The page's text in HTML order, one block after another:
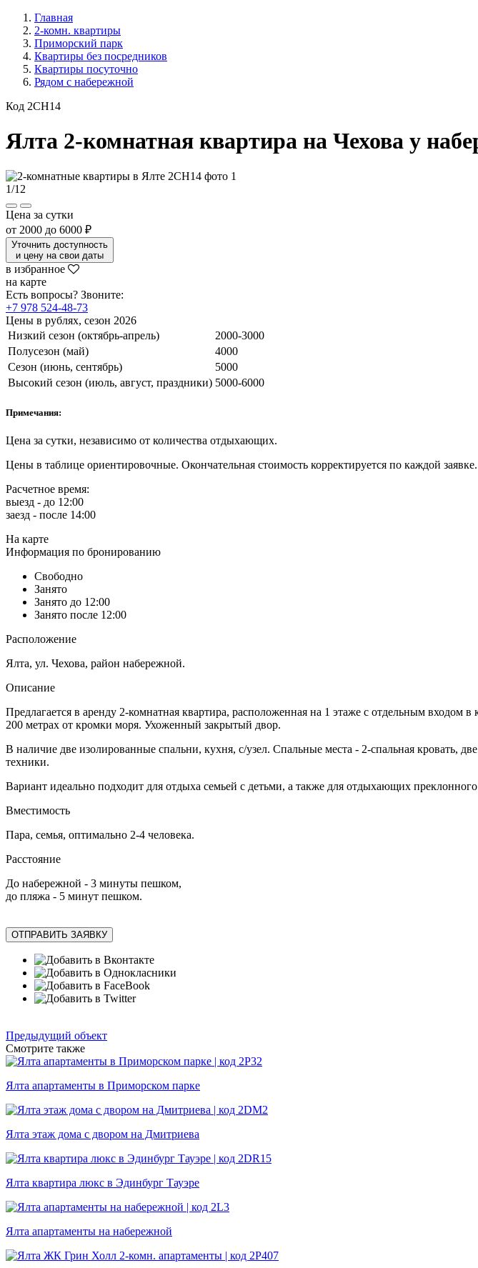
Главная
2-комн. квартиры
Приморский парк
Квартиры без посредников
Квартиры посуточно
Рядом с набережной
Код 2CH14
Ялта 2-комнатная квартира на Чехова у
1/12
Цена за сутки
от 2000 до 6000 ₽
Уточнить доступность
и цену на свои даты
в избранное
на карте
Есть вопросы? Звоните:
+7 978 524-48-73
Цены в рублях, сезон 2026
Низкий сезон (октябрь-апрель)
2000-3000
Полусезон (май)
4000
Сезон (июнь, сентябрь)
5000
Высокий сезон (июль, август, праздники) 5000-6000
Примечания:
Цена за сутки, независимо от количества отдыхающих.
Цены в таблице ориентировочные. Окончательная стоимость корректируется по каждой заявке.
Расчетное время:
выезд - до 12:00
заезд - после 14:00
На карте
Информация по бронированию
Свободно
Занято
Занято до 12:00
Занято после 12:00
Расположение
Ялта, ул. Чехова, район набережной.
Описание
Предлагается в аренду 2-комнатная квартира, расположенная на 1 этаже с отдельным
200 метрах от кромки моря. Ухоженный закрытый двор.
В наличие две изолированные спальни, кухня, с/узел. Спальные места - 2-спальная кровать,
техники.
Вариант идеально подходит для отдыха семьей с детьми, а также для отдыхающих преклонного
Вместимость
Пара, семья, оптимально 2-4 человека.
Расстояние
До набережной - 3 минуты пешком,
до пляжа - 5 минут пешком.
ОТПРАВИТЬ ЗАЯВКУ
Предыдущий объект
Смотрите также
Ялта апартаменты в Приморском парке
Ялта этаж дома с двором на Дмитриева
Ялта квартира люкс в Эдинбург Тауэре
Ялта апартаменты на набережной